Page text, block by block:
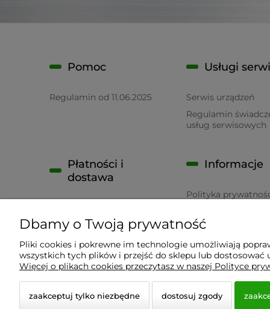
Pomoc
Regulamin od 11.06.2025
Usługi
Serwis urządzeń
Regulamin
usług serwisowych
Płatności i
dostawa
Czas realizacji zamówienia
Informacje
Polityka
Wyposażenie Gastronomii - Projekty
Dbamy o Twoją prywatność
Pliki cookies i pokrewne im technologie umożliwiają
wszystkich tych plików i przejść do sklepu lub
Więcej o plikach cookies przeczytasz w naszej Polityce
zaakceptuj tylko niezbędne dostosuj zgody